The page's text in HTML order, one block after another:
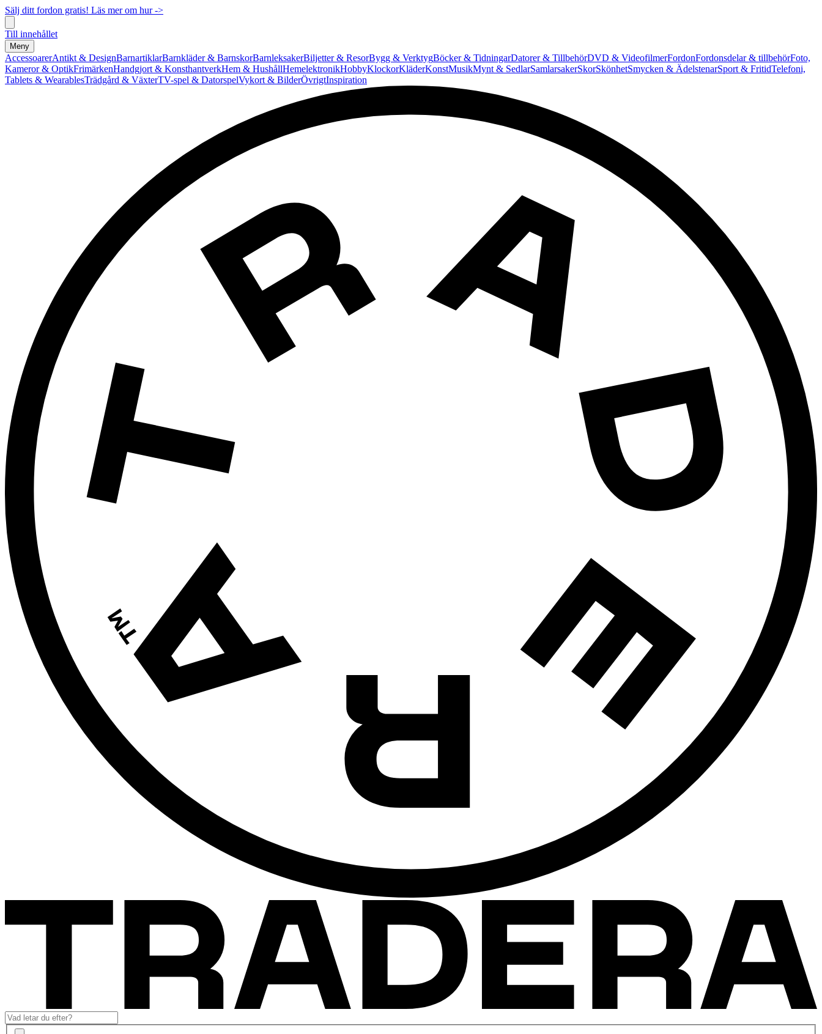
Sälj ditt fordon gratis! Läs mer om hur ->
Till innehållet
Meny
AccessoarerAntikt & DesignBarnartiklarBarnkläder & BarnskorBarnleksakerBiljetter & ResorBygg & VerktygBöcker & TidningarDatorer & TillbehörDVD & VideofilmerFordonFordonsdelar & tillbehörFoto,
Kameror & OptikFrimärkenHandgjort & KonsthantverkHem & HushållHemelektronikHobbyKlockorKläderKonstMusikMynt & SedlarSamlarsakerSkorSkönhetSmycken & ÄdelstenarSport & FritidTelefoni,
Tablets & WearablesTrädgård & VäxterTV-spel & DatorspelVykort & BilderÖvrigtInspiration